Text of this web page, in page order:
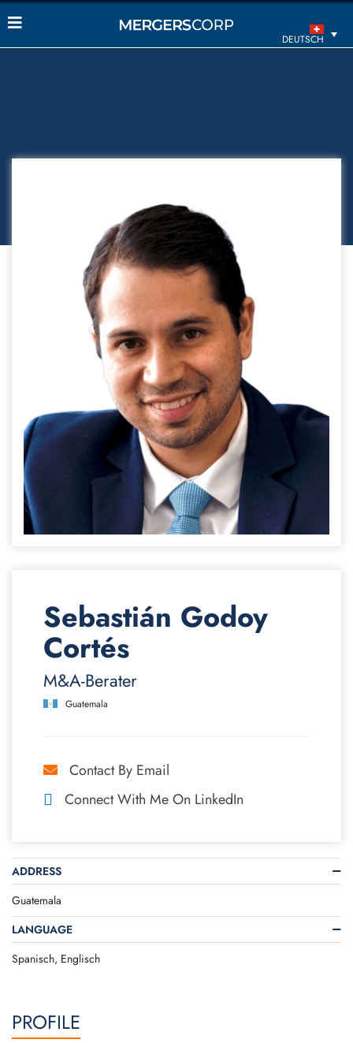
DEUTSCH
Sebastián Godoy
Cortés
M&A-Berater
Guatemala
Contact By Email
Connect With Me On LinkedIn
ADDRESS
Guatemala
LANGUAGE
Spanisch, Englisch
PROFILE